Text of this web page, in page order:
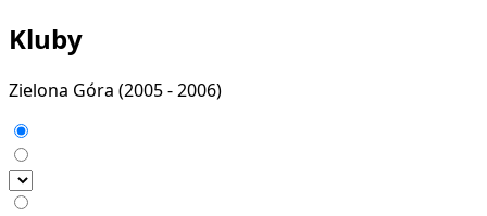
Kluby
Zielona Góra (2005 - 2006)